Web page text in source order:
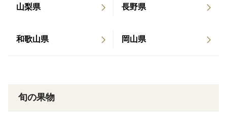
再開の声がかなり！多かった、糖度保証の山本農園の
した。予約はあまり多くの注文をお受けできないので、
た食感で人気の「川中島白桃」をご用意しました。
山梨県 長野県
和歌山県 岡山県
旬の果物